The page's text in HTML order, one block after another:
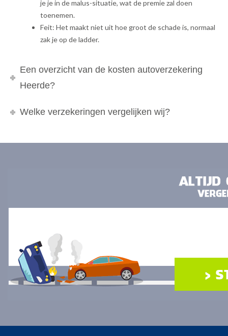
je je in de malus-situatie, wat de premie zal doen
toenemen.
Feit: Het maakt niet uit hoe groot de schade is, normaal
zak je op de ladder.
Een overzicht van de kosten autoverzekering
Heerde?
Welke verzekeringen vergelijken wij?